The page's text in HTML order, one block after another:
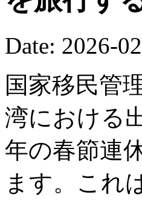
Date: 2026-
国家移民管
湾における
年の春節連
ます。これ